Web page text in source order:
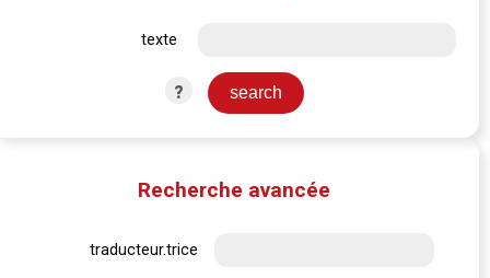
texte
?
Recherche avancée
traducteur.trice